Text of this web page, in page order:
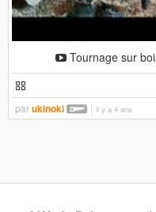
Tournage sur
parukinoki il y a 4 ans